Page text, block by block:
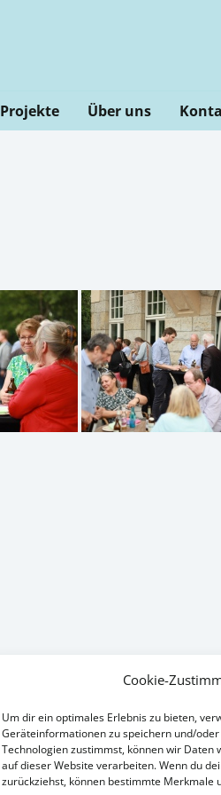
Cookie-
Um dir ein optimales Erlebnis zu bieten,
Geräteinformationen zu speichern und/
Technologien zustimmst, können wir
auf dieser Website verarbeiten. Wenn du
zurückziehst, können bestimmte Merkmale
Projekte Über uns